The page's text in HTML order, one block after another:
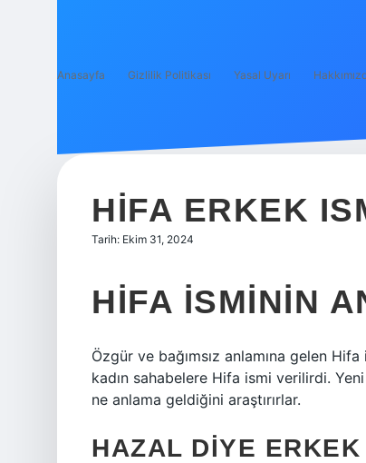
Anasayfa Gizlilik Politikası Yasal Uyarı
HIFA ERKEK
Tarih: Ekim 31, 2024
HIFA ISMININ
Özgür ve bağımsız anlamına gelen
kadın sahabelere Hifa ismi verilirdi.
ne anlama geldiğini araştırırlar.
HAZAL DIYE